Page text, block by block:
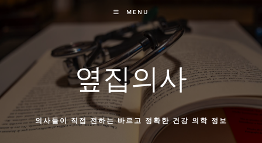
Skip
MENU
옆집의사
의사들이 직접 전하는 바르고 정확한 건강 의학 정보